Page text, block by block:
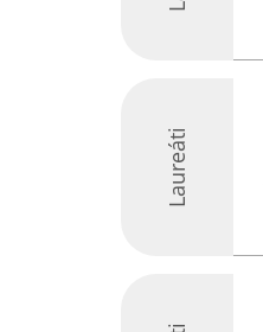
Laureáti